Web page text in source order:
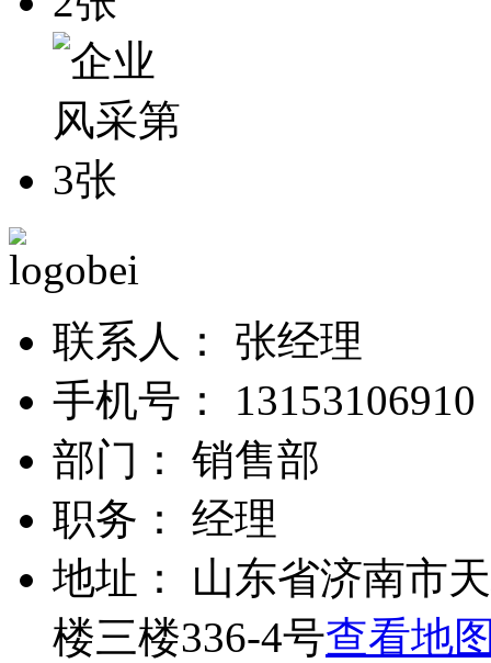
联系人：
张经理
手机号：
部门：
销售部
职务：
经理
地址：
山东省济南市
楼三楼336-4号查看地